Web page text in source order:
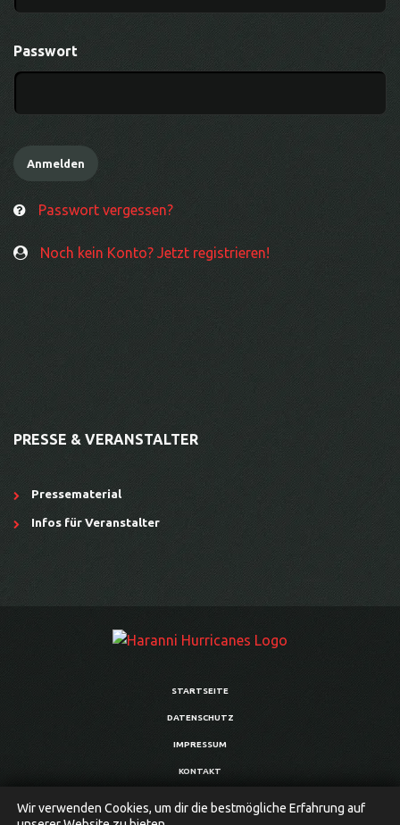
Passwort
Passwort vergessen?
Noch kein Konto? Jetzt registrieren!
PRESSE & VERANSTALTER
Pressematerial
Infos für Veranstalter
STARTSEITE
DATENSCHUTZ
IMPRESSUM
KONTAKT
Wir verwenden Cookies, um dir die bestmögliche Erfahrung auf